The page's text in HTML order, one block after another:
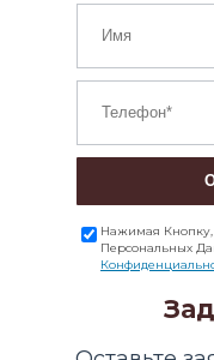
Нажимая
Персональных